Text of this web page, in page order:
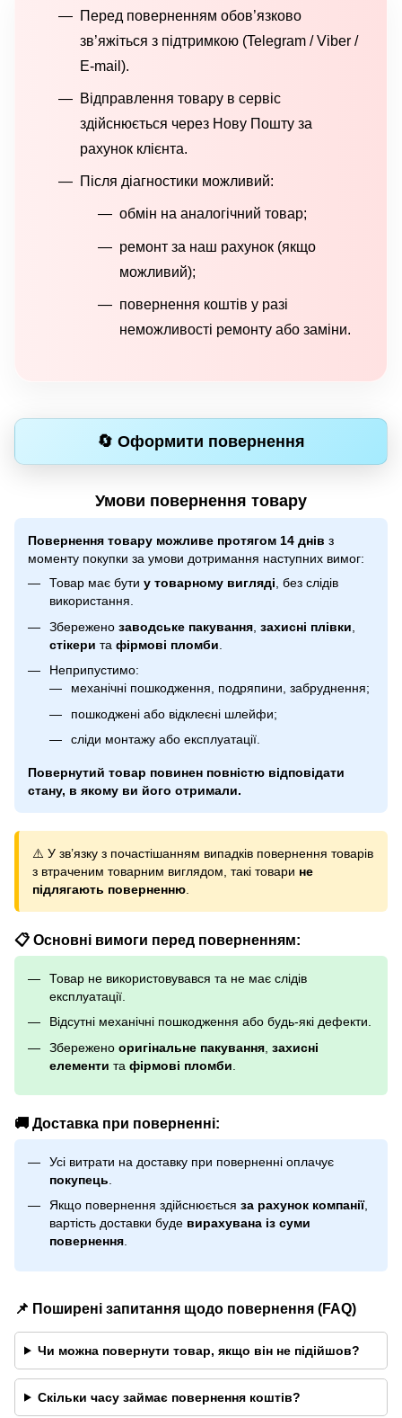
Перед поверненням обов’язково
зв’яжіться з підтримкою (Telegram / Viber /
E-mail).
Відправлення товару в сервіс
здійснюється через Нову Пошту за
рахунок клієнта.
Після діагностики можливий:
обмін на аналогічний товар;
ремонт за наш рахунок (якщо
можливий);
повернення коштів у разі
неможливості ремонту або заміни.
🔄 Оформити повернення
Умови повернення товару
Повернення товару можливе протягом 14 днів з
моменту покупки за умови дотримання наступних вимог:
Товар має бути у товарному вигляді, без слідів
використання.
Збережено заводське пакування захисні плівки
стікери та фірмові пломби
Неприпустимо:
механічні пошкодження, подряпини, забруднення;
пошкоджені або відклеєні шлейфи;
сліди монтажу або експлуатації.
Повернутий товар повинен повністю відповідати
стану, в якому ви його отримали.
⚠️ У зв’язку з почастішанням випадків повернення товарів
з втраченим товарним виглядом, такі товари не
підлягають поверненню
📋 Основні вимоги перед поверненням:
Товар не використовувався та не має слідів
експлуатації.
Відсутні механічні пошкодження або будь-які дефекти.
Збережено оригінальне пакування захисні
елементи та фірмові пломби
🚚 Доставка при поверненні:
Усі витрати на доставку при поверненні оплачує
покупець
Якщо повернення здійснюється за рахунок компанії,
вартість доставки буде вирахувана із суми
повернення.
📌 Поширені запитання щодо повернення (FAQ)
Чи можна повернути товар, якщо він не підійшов?
Скільки часу займає повернення коштів?